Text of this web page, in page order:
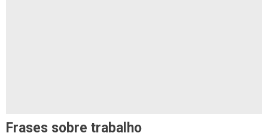
Frases sobre trabalho